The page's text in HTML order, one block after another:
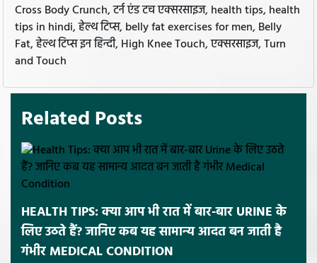
Cross Body Crunch, टर्न एंड टच एक्सरसाइज, health tips, health
tips in hindi, हेल्थ टिप्स, belly fat exercises for men, Belly
Fat, हेल्थ टिप्स इन हिन्दी, High Knee Touch, एक्सरसाइज, Turn
and Touch
Related Posts
HEALTH TIPS: क्या आप भी रात में बार-बार URINE के
लिए उठते हैं? जानिए कब यह सामान्य आदत बन जाती है
गंभीर MEDICAL CONDITION